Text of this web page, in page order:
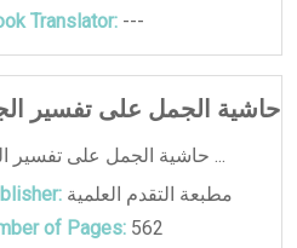
Translator:---
حاشية الجمل على تفسير
حاشية الجمل على تفسير الجلالين ...
مطبعة التقدم العلمية
of Pages:562